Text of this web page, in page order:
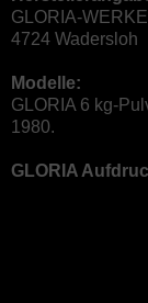
GLORIA-
4724 Wadersloh
Modelle:
GLORIA 6 kg-
1980.
GLORIA